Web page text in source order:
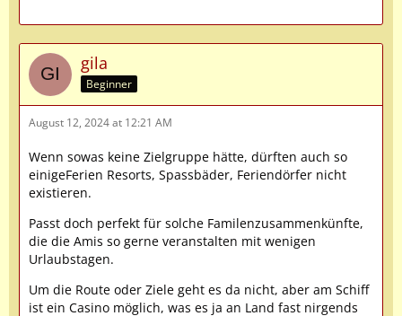
gila
Beginner
August 12, 2024 at 12:21 AM
Wenn sowas keine Zielgruppe hätte, dürften auch so
einigeFerien Resorts, Spassbäder, Feriendörfer nicht
existieren.
Passt doch perfekt für solche Familenzusammenkünfte,
die die Amis so gerne veranstalten mit wenigen
Urlaubstagen.
Um die Route oder Ziele geht es da nicht, aber am Schiff
ist ein Casino möglich, was es ja an Land fast nirgends